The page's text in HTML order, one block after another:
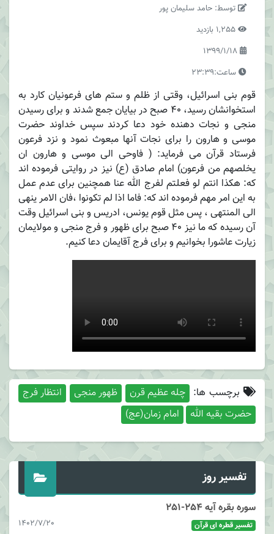
توسط: حامد سلیمان پور
ساعت:23:39
قوم بنی اسرائیل، وقتی از ظلم و ستم های فرعونیان کارد به
استخوانشان رسید، 40 صبح در بیایان جمع شدند و برای رسیدن
منجی و نجات دهنده خود دعا کردند سپس خداوند حضرت
موسی و هارون را برای نجات آنها مبعوث نمود و نزد فرعون
فرستاد قرآن می فرماید: ( فاوحی الی موسی و هارون ان
یخلصهم من فرعون) امام صادق (ع) نیز در روایتی فرموده اند
که: هکذا انتم لو فعلتم لفرج الله عنا همچنین برای عدم عمل
به این امر مهم فرموده اند که: فاما اذا لم تکونوا ،فان الامر ینهی
الی المنتهی ، پس مثل قوم یونس، ادریس و بنی اسرائیل وقت
آن رسیده که ما نیز 40 صبح برای ظهور و فرج منجی و مولایمان
زیارت عاشورا بخوانیم و برای فرج آقایمان دعا کنیم.
برچسب ها: چله عظیم قرن ظهور منجی
انتظار فرج
حضرت بقیه الله
امام زمان(عج)
تفسیر روز
سوره بقره آیه 254-251
1402/7/20 تفسیر قطره ای قرآن